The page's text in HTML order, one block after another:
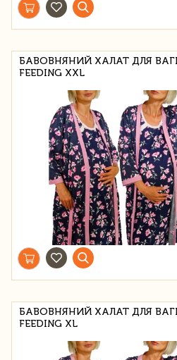
БАВОВНЯНИЙ ХАЛАТ ДЛЯ
FEEDING XXL
БАВОВНЯНИЙ ХАЛАТ ДЛЯ
FEEDING XL